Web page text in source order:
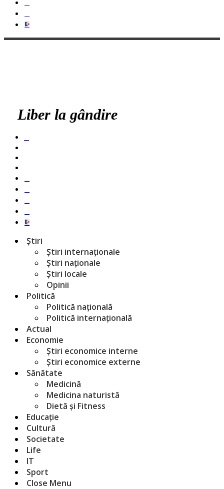
Liber la gândire
Știri
Știri internaționale
Știri naționale
Știri locale
Opinii
Politică
Politică națională
Politică internațională
Actual
Economie
Știri economice interne
Știri economice externe
Sănătate
Medicină
Medicina naturistă
Dietă și Fitness
Educație
Cultură
Societate
Life
IT
Sport
Close Menu